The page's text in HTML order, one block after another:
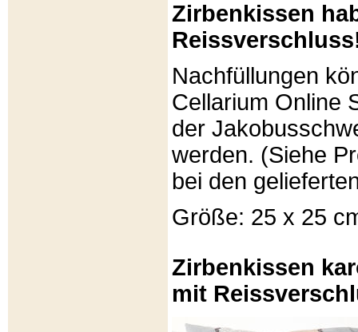
Zirbenkissen
Nachfüllungen
Cellarium Online
der
werden. (Siehe
bei den
Größe: 25 x 25
Zirbenkissen
mit